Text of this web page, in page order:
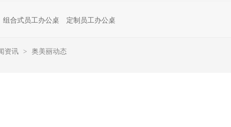
组合式员工办公桌 定制员工办公桌
资讯 > 奥美丽动态